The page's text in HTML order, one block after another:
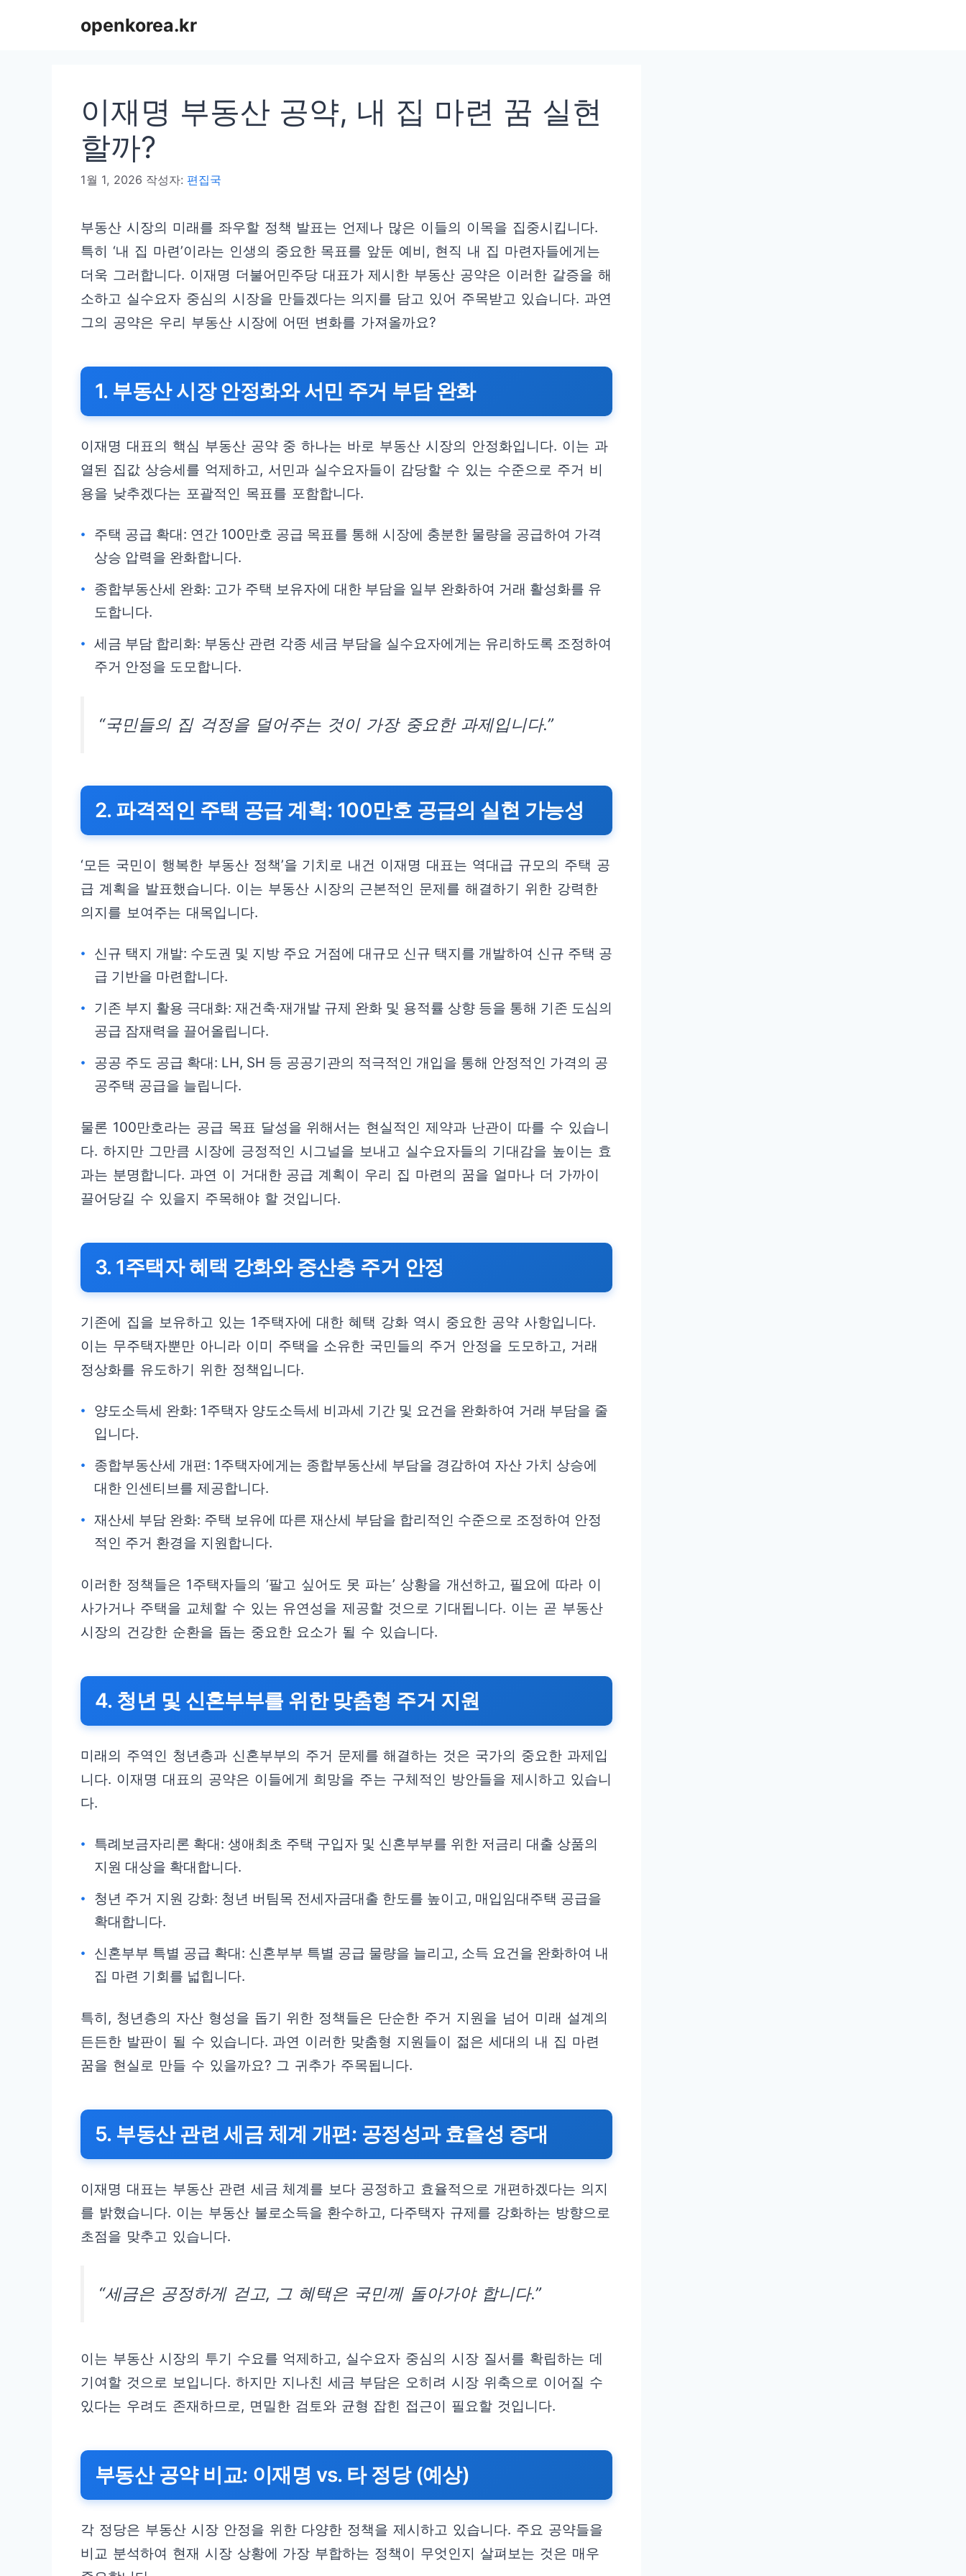
openkorea.kr
이재명 부동산 공약, 내 집 마련 꿈 실현
할까?
1월 1, 2026 작성자: 편집국
부동산 시장의 미래를 좌우할 정책 발표는 언제나 많은 이들의 이목을 집중시킵니다.
특히 ‘내 집 마련’이라는 인생의 중요한 목표를 앞둔 예비, 현직 내 집 마련자들에게는
더욱 그러합니다. 이재명 더불어민주당 대표가 제시한 부동산 공약은 이러한 갈증을 해
소하고 실수요자 중심의 시장을 만들겠다는 의지를 담고 있어 주목받고 있습니다. 과연
그의 공약은 우리 부동산 시장에 어떤 변화를 가져올까요?
1. 부동산 시장 안정화와 서민 주거 부담 완화
이재명 대표의 핵심 부동산 공약 중 하나는 바로 부동산 시장의 안정화입니다. 이는 과
열된 집값 상승세를 억제하고, 서민과 실수요자들이 감당할 수 있는 수준으로 주거 비
용을 낮추겠다는 포괄적인 목표를 포함합니다.
주택 공급 확대: 연간 100만호 공급 목표를 통해 시장에 충분한 물량을 공급하여 가격
상승 압력을 완화합니다.
종합부동산세 완화: 고가 주택 보유자에 대한 부담을 일부 완화하여 거래 활성화를 유
도합니다.
세금 부담 합리화: 부동산 관련 각종 세금 부담을 실수요자에게는 유리하도록 조정하여
주거 안정을 도모합니다.
“국민들의 집 걱정을 덜어주는 것이 가장 중요한 과제입니다.”
2. 파격적인 주택 공급 계획: 100만호 공급의 실현 가능성
‘모든 국민이 행복한 부동산 정책’을 기치로 내건 이재명 대표는 역대급 규모의 주택 공
급 계획을 발표했습니다. 이는 부동산 시장의 근본적인 문제를 해결하기 위한 강력한
의지를 보여주는 대목입니다.
신규 택지 개발: 수도권 및 지방 주요 거점에 대규모 신규 택지를 개발하여 신규 주택 공
급 기반을 마련합니다.
기존 부지 활용 극대화: 재건축·재개발 규제 완화 및 용적률 상향 등을 통해 기존 도심의
공급 잠재력을 끌어올립니다.
공공 주도 공급 확대: LH, SH 등 공공기관의 적극적인 개입을 통해 안정적인 가격의 공
공주택 공급을 늘립니다.
물론 100만호라는 공급 목표 달성을 위해서는 현실적인 제약과 난관이 따를 수 있습니
다. 하지만 그만큼 시장에 긍정적인 시그널을 보내고 실수요자들의 기대감을 높이는 효
과는 분명합니다. 과연 이 거대한 공급 계획이 우리 집 마련의 꿈을 얼마나 더 가까이
끌어당길 수 있을지 주목해야 할 것입니다.
3. 1주택자 혜택 강화와 중산층 주거 안정
기존에 집을 보유하고 있는 1주택자에 대한 혜택 강화 역시 중요한 공약 사항입니다.
이는 무주택자뿐만 아니라 이미 주택을 소유한 국민들의 주거 안정을 도모하고, 거래
정상화를 유도하기 위한 정책입니다.
양도소득세 완화: 1주택자 양도소득세 비과세 기간 및 요건을 완화하여 거래 부담을 줄
입니다.
종합부동산세 개편: 1주택자에게는 종합부동산세 부담을 경감하여 자산 가치 상승에
대한 인센티브를 제공합니다.
재산세 부담 완화: 주택 보유에 따른 재산세 부담을 합리적인 수준으로 조정하여 안정
적인 주거 환경을 지원합니다.
이러한 정책들은 1주택자들의 ‘팔고 싶어도 못 파는’ 상황을 개선하고, 필요에 따라 이
사가거나 주택을 교체할 수 있는 유연성을 제공할 것으로 기대됩니다. 이는 곧 부동산
시장의 건강한 순환을 돕는 중요한 요소가 될 수 있습니다.
4. 청년 및 신혼부부를 위한 맞춤형 주거 지원
미래의 주역인 청년층과 신혼부부의 주거 문제를 해결하는 것은 국가의 중요한 과제입
니다. 이재명 대표의 공약은 이들에게 희망을 주는 구체적인 방안들을 제시하고 있습니
다.
특례보금자리론 확대: 생애최초 주택 구입자 및 신혼부부를 위한 저금리 대출 상품의
지원 대상을 확대합니다.
청년 주거 지원 강화: 청년 버팀목 전세자금대출 한도를 높이고, 매입임대주택 공급을
확대합니다.
신혼부부 특별 공급 확대: 신혼부부 특별 공급 물량을 늘리고, 소득 요건을 완화하여 내
집 마련 기회를 넓힙니다.
특히, 청년층의 자산 형성을 돕기 위한 정책들은 단순한 주거 지원을 넘어 미래 설계의
든든한 발판이 될 수 있습니다. 과연 이러한 맞춤형 지원들이 젊은 세대의 내 집 마련
꿈을 현실로 만들 수 있을까요? 그 귀추가 주목됩니다.
5. 부동산 관련 세금 체계 개편: 공정성과 효율성 증대
이재명 대표는 부동산 관련 세금 체계를 보다 공정하고 효율적으로 개편하겠다는 의지
를 밝혔습니다. 이는 부동산 불로소득을 환수하고, 다주택자 규제를 강화하는 방향으로
초점을 맞추고 있습니다.
“세금은 공정하게 걷고, 그 혜택은 국민께 돌아가야 합니다.”
이는 부동산 시장의 투기 수요를 억제하고, 실수요자 중심의 시장 질서를 확립하는 데
기여할 것으로 보입니다. 하지만 지나친 세금 부담은 오히려 시장 위축으로 이어질 수
있다는 우려도 존재하므로, 면밀한 검토와 균형 잡힌 접근이 필요할 것입니다.
부동산 공약 비교: 이재명 vs. 타 정당 (예상)
각 정당은 부동산 시장 안정을 위한 다양한 정책을 제시하고 있습니다. 주요 공약들을
비교 분석하여 현재 시장 상황에 가장 부합하는 정책이 무엇인지 살펴보는 것은 매우